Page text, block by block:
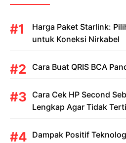
Harga Paket Starlink:
untuk Koneksi Nirkabel
Cara Buat QRIS BCA
Cara Cek HP Second
Lengkap Agar Tidak
Dampak Positif